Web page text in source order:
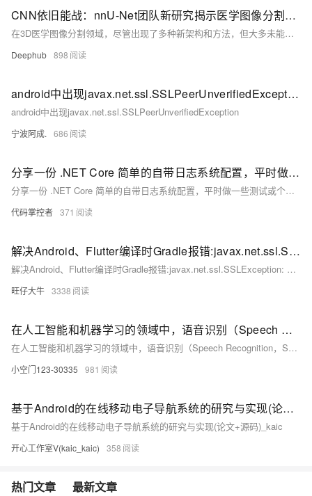
CNN依旧能战：nnU-Net团队新研究揭示医学图像分割的验证误区，设定先进的验证标准与基线模型
在3D医学图像分割领域，尽管出现了多种新架构和方法，但大多未能超越2018年nnU-Net基准。研究发现，许多新方法的优越性未经严格验证，揭示了验证方法的不严谨性。作者通过系统基准测试评估了CNN、Transformer和Mamba等方法，强调了配置和硬件资源的重要性，并更新了nnU-Net基线以适应不同条件。论文呼吁加强科学验证，以确保真实性能提升。通过nnU-Net的变体和新方法的比较，显示经典CNN方法在某些情况下仍优于理论上的先进方法。研究提供了新的标准化基线模型，以促进更严谨的性能评估。
Deephub 898
android中出现javax.net.ssl.SSLPeerUnverifiedException
android中出现javax.net.ssl.SSLPeerUnverifiedException
宁波阿成. 686
分享一份 .NET Core 简单的自带日志系统配置，平时做一些测试或个人代码研究，用它就可以了
分享一份 .NET Core 简单的自带日志系统配置，平时做一些测试或个人代码研究，用它就可以了
代码掌控者 371
解决Android、Flutter编译时Gradle报错:javax.net.ssl.SSLException: Connection reset
解决Android、Flutter编译时Gradle报错:javax.net.ssl.SSLException: Connection reset
旺仔大牛 3338
在人工智能和机器学习的领域中，语音识别（Speech Recognition，SR）是一个重要的研究方向。它旨在将人类的语音转换为计算机可读的文本。
在人工智能和机器学习的领域中，语音识别（Speech Recognition，SR）是一个重要的研究方向。它旨在将人类的语音转换为计算机可读的文本。
小空门123-30335 981
基于Android的在线移动电子导航系统的研究与实现(论文+源码)_kaic
基于Android的在线移动电子导航系统的研究与实现(论文+源码)_kaic
开心工作室V(kaic_kaic) 358
热门文章 最新文章